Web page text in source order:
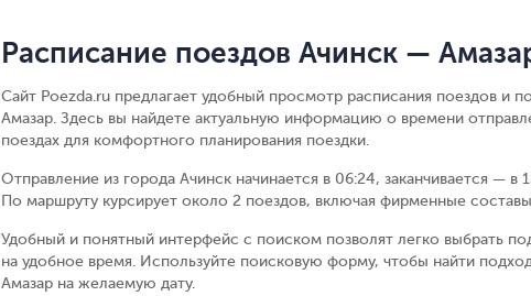
Расписание поездов Ачинск —
Сайт Poezda.ru предлагает удобный просмотр расписания поездов и
Амазар. Здесь вы найдете актуальную информацию о времени
поездах для комфортного планирования поездки.
Отправление из города Ачинск начинается в 06:24, заканчивается —
По маршруту курсирует около 2 поездов, включая фирменные
Удобный и понятный интерфейс с поиском позволят легко выбрать
на удобное время. Используйте поисковую форму, чтобы найти
Амазар на желаемую дату.